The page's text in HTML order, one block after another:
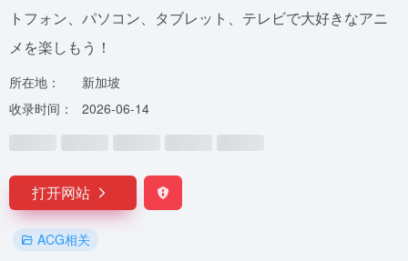
トフォン、パソコン、タブレット、テレビで大好きなアニ
メを楽しもう！
所在地：
新加坡
收录时间：
2026-06-14
打开网站
ACG相关